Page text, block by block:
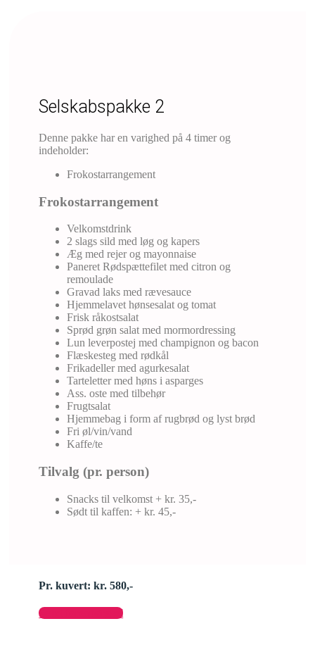
Selskabspakke 2
Denne pakke har en varighed på 4 timer og
indeholder:
Frokostarrangement
Frokostarrangement
Velkomstdrink
2 slags sild med løg og kapers
Æg med rejer og mayonnaise
Paneret Rødspættefilet med citron og
remoulade
Gravad laks med rævesauce
Hjemmelavet hønsesalat og tomat
Frisk råkostsalat
Sprød grøn salat med mormordressing
Lun leverpostej med champignon og bacon
Flæskesteg med rødkål
Frikadeller med agurkesalat
Tarteletter med høns i asparges
Ass. oste med tilbehør
Frugtsalat
Hjemmebag i form af rugbrød og lyst brød
Fri øl/vin/vand
Kaffe/te
Tilvalg (pr. person)
Snacks til velkomst + kr. 35,-
Sødt til kaffen: + kr. 45,-
Pr. kuvert: kr. 580,-
Send forespørgsel